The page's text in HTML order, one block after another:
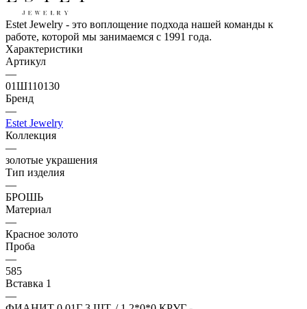
Estet Jewelry - это воплощение подхода нашей команды к
работе, которой мы занимаемся с 1991 года.
Характеристики
Артикул
—
01Ш110130
Бренд
—
Estet Jewelry
Коллекция
—
золотые украшения
Тип изделия
—
БРОШЬ
Материал
—
Красное золото
Проба
—
585
Вставка 1
—